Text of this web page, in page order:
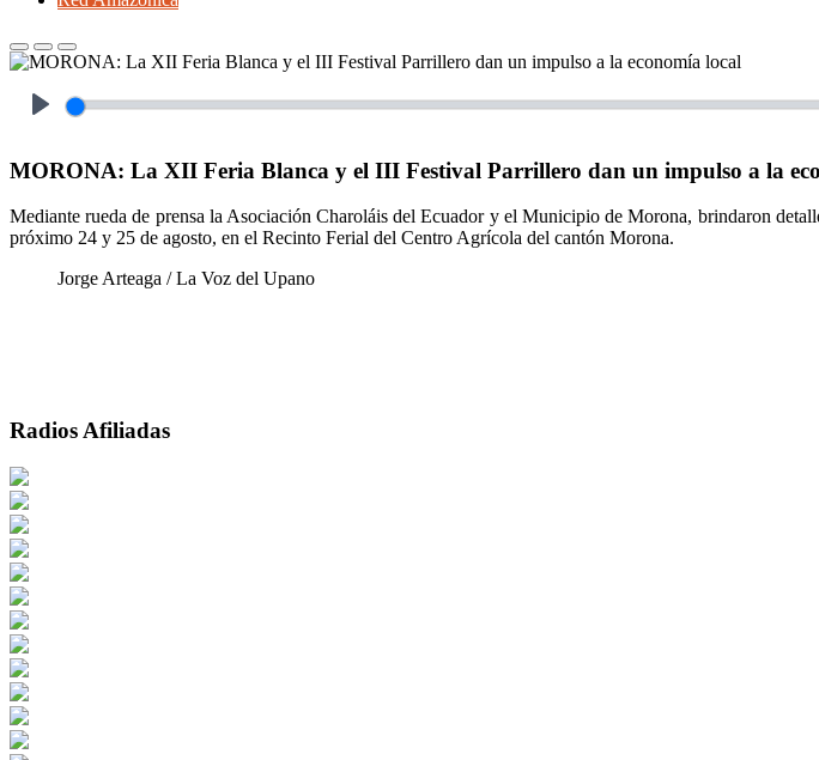
MORONA: La XII Feria Blanca y el III Festival Parrillero dan un impulso a la
Mediante rueda de prensa la Asociación Charoláis del Ecuador y el Municipio de Morona, brindaron
próximo 24 y 25 de agosto, en el Recinto Ferial del Centro Agrícola del cantón Morona.
Jorge Arteaga / La Voz del Upano
Radios Afiliadas